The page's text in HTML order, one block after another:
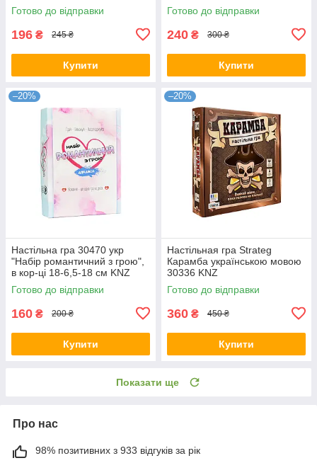
Готово до відправки
196 ₴ 245 ₴
Купити
Готово до відправки
240 ₴ 300 ₴
Купити
–20%
Настільна гра 30470 укр
"Набір романтичний з грою",
в кор-ці 18-6,5-18 см KNZ
Готово до відправки
160 ₴ 200 ₴
Купити
–20%
Настільная гра Strateg
Карамба українською мовою
30336 KNZ
Готово до відправки
360 ₴ 450 ₴
Купити
Показати ще
Про нас
98% позитивних з 933 відгуків за рік